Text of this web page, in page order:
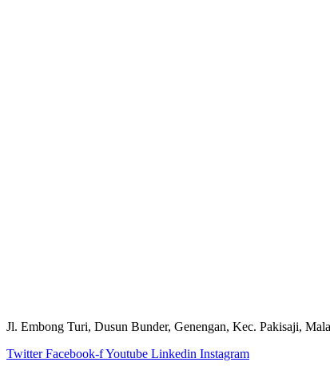
Jl. Embong Turi, Dusun Bunder, Genengan, Kec. Pakisaji,
Twitter Facebook-fYoutube Linkedin Instagram